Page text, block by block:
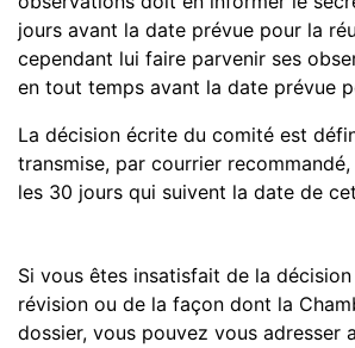
jours avant la date prévue pour la
cependant lui faire parvenir ses
en tout temps avant la date prévue
La décision écrite du comité est
transmise, par courrier
les 30 jours qui suivent la date de
Si vous êtes insatisfait de la
révision ou de la façon dont la
dossier, vous pouvez vous adresser